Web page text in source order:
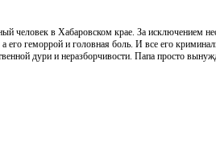
человек в Хабаровском крае. За исключением
геморрой и головная боль. И все его
дури и неразборчивости. Папа просто